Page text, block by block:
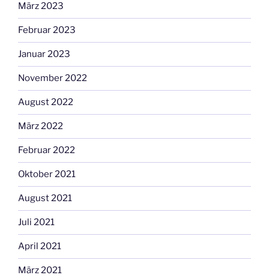
März 2023
Februar 2023
Januar 2023
November 2022
August 2022
März 2022
Februar 2022
Oktober 2021
August 2021
Juli 2021
April 2021
März 2021